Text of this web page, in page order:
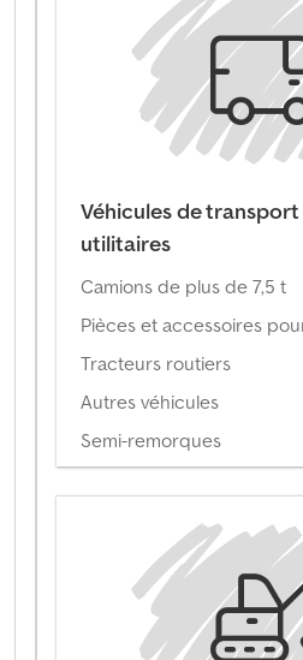
Véhicules de
utilitaires
Camions de plus de 7,5 t
Pièces et accessoires
Tracteurs routiers
Autres véhicules
Semi-remorques